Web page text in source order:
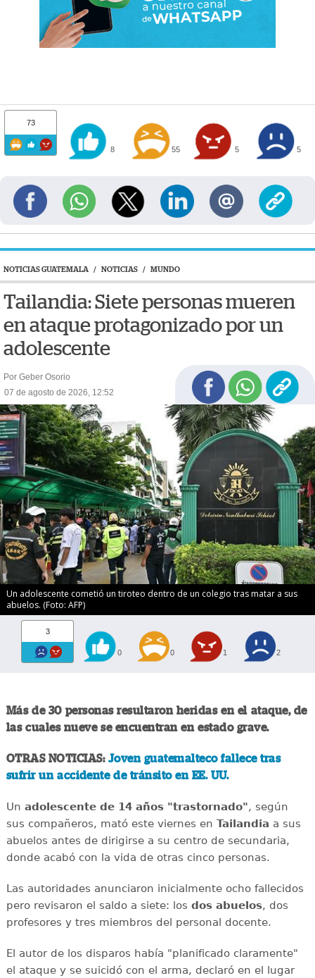
73
8 55 5 5
NOTICIAS GUATEMALA / NOTICIAS / MUNDO
Tailandia: Siete personas mueren
en ataque protagonizado por un
adolescente
Por Geber Osorio
07 de agosto de 2026, 12:52
Un adolescente cometió un tiroteo dentro de un colegio tras matar a sus
abuelos. (Foto: AFP)
3
0 0 1 2
Más de 30 personas resultaron heridas en el ataque, de
las cuales nueve se encuentran en estado grave.
OTRAS NOTICIAS: Joven guatemalteco fallece tras
sufrir un accidente de tránsito en EE. UU.
Un adolescente de 14 años "trastornado", según
sus compañeros, mató este viernes en Tailandia a sus
abuelos antes de dirigirse a su centro de secundaria,
donde acabó con la vida de otras cinco personas.
Las autoridades anunciaron inicialmente ocho fallecidos
pero revisaron el saldo a siete: los dos abuelos, dos
profesores y tres miembros del personal docente.
El autor de los disparos había "planificado claramente"
el ataque y se suicidó con el arma, declaró en el lugar